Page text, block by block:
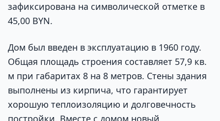
зафиксирована на символической отметке в
45,00 BYN.
Дом был введен в эксплуатацию в 1960 году.
Общая площадь строения составляет 57,9 кв.
м при габаритах 8 на 8 метров. Стены здания
выполнены из кирпича, что гарантирует
хорошую теплоизоляцию и долговечность
постройки. Вместе с домом новый